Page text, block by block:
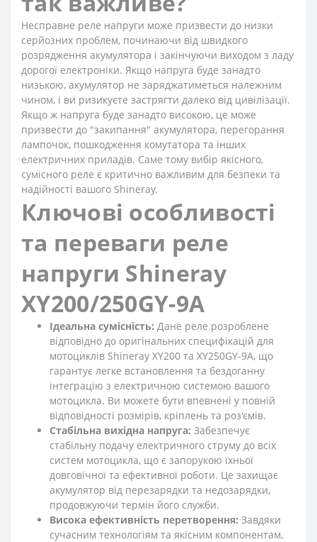
Несправне реле напруги може призвести до низки
серйозних проблем, починаючи від швидкого
розрядження акумулятора і закінчуючи виходом з ладу
дорогої електроніки. Якщо напруга буде занадто
низькою, акумулятор не заряджатиметься належним
чином, і ви ризикуєте застрягти далеко від цивілізації.
Якщо ж напруга буде занадто високою, це може
призвести до "закипання" акумулятора, перегорання
лампочок, пошкодження комутатора та інших
електричних приладів. Саме тому вибір якісного,
сумісного реле є критично важливим для безпеки та
надійності вашого Shineray.
Ключові особливості
та переваги реле
напруги Shineray
XY200/250GY-9A
Ідеальна сумісність: Дане реле розроблене
відповідно до оригінальних специфікацій для
мотоциклів Shineray XY200 та XY250GY-9A, що
гарантує легке встановлення та бездоганну
інтеграцію з електричною системою вашого
мотоцикла. Ви можете бути впевнені у повній
відповідності розмірів, кріплень та роз'ємів.
Стабільна вихідна напруга: Забезпечує
стабільну подачу електричного струму до всіх
систем мотоцикла, що є запорукою їхньої
довговічної та ефективної роботи. Це захищає
акумулятор від перезарядки та недозарядки,
продовжуючи термін його служби.
Висока ефективність перетворення: Завдяки
сучасним технологіям та якісним компонентам,